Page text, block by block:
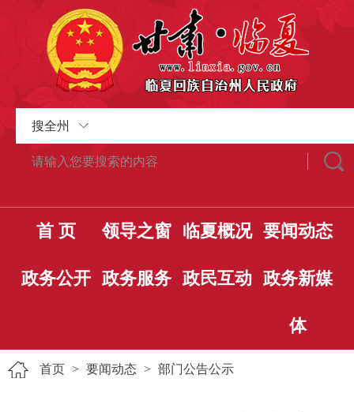
搜全州
首 页 领导之窗 临夏概况 要闻动态
政务公开 政务服务 政民互动 政务新媒
体
首页 > 要闻动态 > 部门公告公示